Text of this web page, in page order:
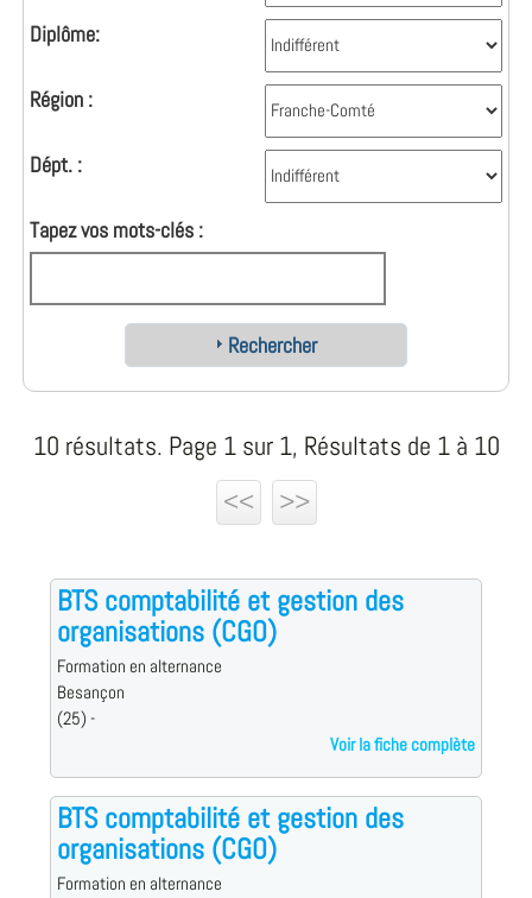
Diplôme:
Région :
Dépt. :
Tapez vos mots-clés :
Rechercher
10 résultats. Page 1 sur 1, Résultats de 1 à 10
<<
>>
BTS comptabilité et gestion des
organisations (CGO)
Formation en alternance
Besançon
(25) -
Voir la fiche complète
BTS comptabilité et gestion des
organisations (CGO)
Formation en alternance